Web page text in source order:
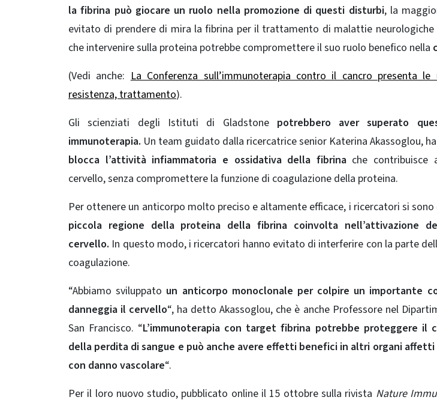
la fibrina può giocare un ruolo nella promozione di questi disturbi, la
evitato di prendere di mira la fibrina per il trattamento di malattie neurologiche
che intervenire sulla proteina potrebbe compromettere il suo ruolo benefico nella
(Vedi anche: La Conferenza sull’immunoterapia contro il cancro presenta
resistenza, trattamento).
Gli scienziati degli Istituti di Gladstone potrebbero aver superato
immunoterapia. Un team guidato dalla ricercatrice senior Katerina Akassoglou,
blocca l’attività infiammatoria e ossidativa della fibrinache contribuisce
cervello, senza compromettere la funzione di coagulazione della proteina.
Per ottenere un anticorpo molto preciso e altamente efficace, i ricercatori si
piccola regione della proteina della fibrina coinvolta nell’attivazione
cervello. In questo modo, i ricercatori hanno evitato di interferire con la parte
coagulazione.
“Abbiamo sviluppato un anticorpo monoclonale per colpire un importante
danneggia il cervello“, ha detto Akassoglou, che è anche Professore nel
San Francisco. “L’immunoterapia con target fibrina potrebbe proteggere
della perdita di sangue e può anche avere effetti benefici in altri organi
con danno vascolare“.
Per il loro nuovo studio, pubblicato online il 15 ottobre sulla rivista Nature